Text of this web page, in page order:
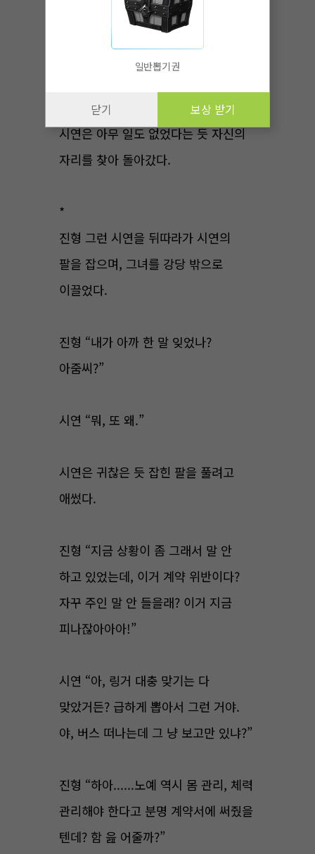
진형 “이거 봐. 링거 제대로 안 맞고
시연은 아무 일도 없었다는 듯 자신의
자리를 찾아 돌아갔다.
*
진형 그런 시연을 뒤따라가 시연의
팔을 잡으며, 그녀를 강당 밖으로
이끌었다.
진형 “내가 아까 한 말 잊었나?
아줌씨?”
시연 “뭐, 또 왜.”
시연은 귀찮은 듯 잡힌 팔을 풀려고
애썼다.
진형 “지금 상황이 좀 그래서 말 안
하고 있었는데, 이거 계약 위반이다?
자꾸 주인 말 안 들을래? 이거 지금
피나잖아아아!”
시연 “아, 링거 대충 맞기는 다
맞았거든? 급하게 뽑아서 그런 거야.
야, 버스 떠나는데 그 냥 보고만 있냐?”
진형 “하아......노예 역시 몸 관리, 체력
관리해야 한다고 분명 계약서에 써줬을
텐데? 함 읊 어줄까?”
일반뽑기권
닫기 보상 받기